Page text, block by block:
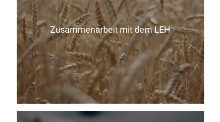
Zusammenarbeit mit dem LEH